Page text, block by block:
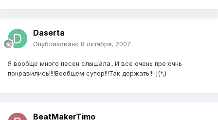
Daserta
Опубликовано 8 октября, 2007
Я вообще много песен слышала...И все очень пре очнь
понравились!!!!Вообщем супер!!!Так держать!!! ](*,)
BeatMakerTimo